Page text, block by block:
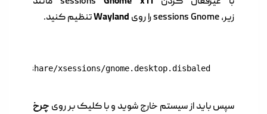
زیر، sessions Gnome را روی
Waylandتنظیم کنید.
usr/share/xsessions/gnome.desktop.disbaled
سپس باید از سیستم خارج شوید و با کلیک بر روی چرخ